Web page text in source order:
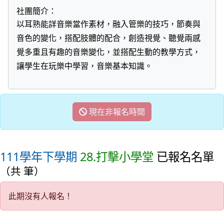
社團簡介：
以耳熟能詳音樂當作素材，融入管樂的技巧，節奏與
音色的變化，搭配肢體的配合，創造視覺、聽覺兩感
覺多重且有趣的音樂變化，並搭配生動的教學方式，
讓學生在玩樂中學習，音樂基本知識。
現在非報名時間
111學年下學期 28.打擊小學堂 已報名名單
（共 筆）
此期沒有人報名！